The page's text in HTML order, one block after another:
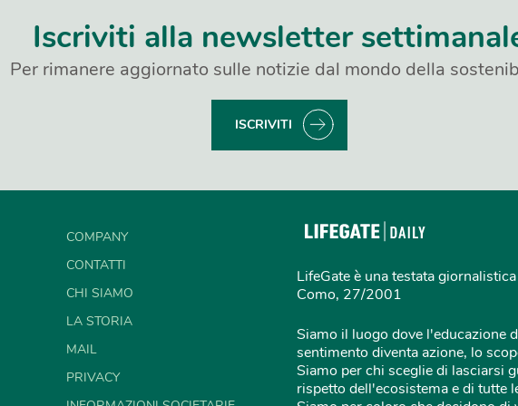
Iscriviti alla newsletter
Per rimanere aggiornato sulle notizie dal mondo della
ISCRIVITI
COMPANY
CONTATTI
CHI SIAMO
LA STORIA
MAIL
PRIVACY
LifeGate è una testata
Como, 27/2001
Siamo il luogo dove l'educazione
sentimento diventa azione, lo
Siamo per chi sceglie di lasciarsi
rispetto dell'ecosistema e di tutte